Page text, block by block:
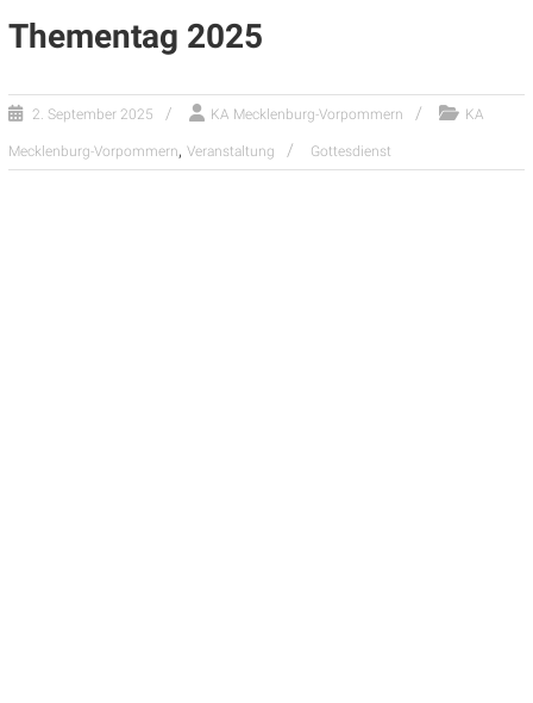
Thementag 2025
2. September 2025 KA Mecklenburg-Vorpommern KA
Mecklenburg-Vorpommern, Veranstaltung Gottesdienst